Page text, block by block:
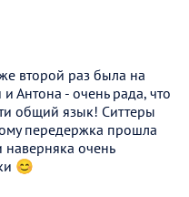
второй раз была на
Антона - очень рада, что
общий язык! Ситтеры
передержка прошла
очень
😊